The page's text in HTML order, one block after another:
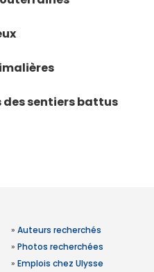
des sentiers battus
» Auteurs recherchés
» Photos recherchées
» Emplois chez Ulysse